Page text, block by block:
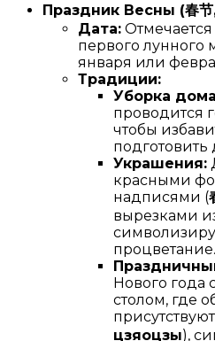
Праздник Весны (春节
Дата:
первого лунного
января или
Традиции:
Уборка
проводится
чтобы
Украшения:
красными
надписями (
вырезками
процветание.
Нового года
столом, где
цзяоцзы),